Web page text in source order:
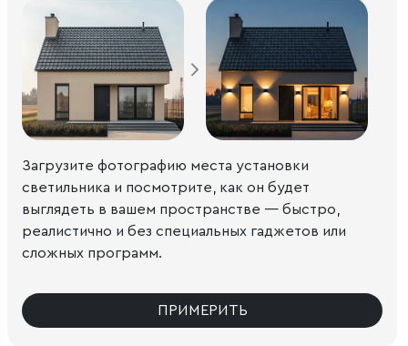
Загрузите фотографию места установки
светильника и посмотрите, как он будет
выглядеть в вашем пространстве — быстро,
реалистично и без специальных гаджетов или
сложных программ.
ПРИМЕРИТЬ